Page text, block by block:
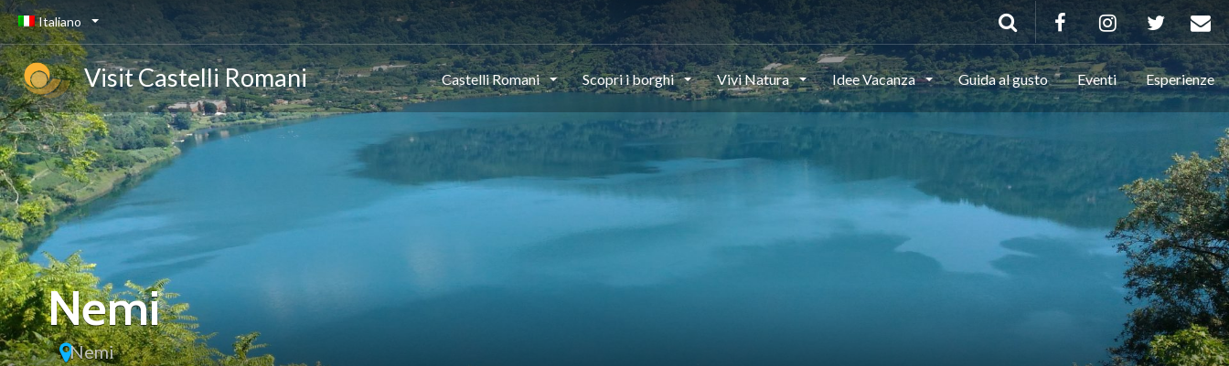
Italiano
Visit Castelli Romani Castelli Romani Scopri i borghi Vivi Natura Idee Vacanza Guida al gusto Eventi Esperienze
This page can't load Google Maps correctly.
OK
Nemi
Nemi